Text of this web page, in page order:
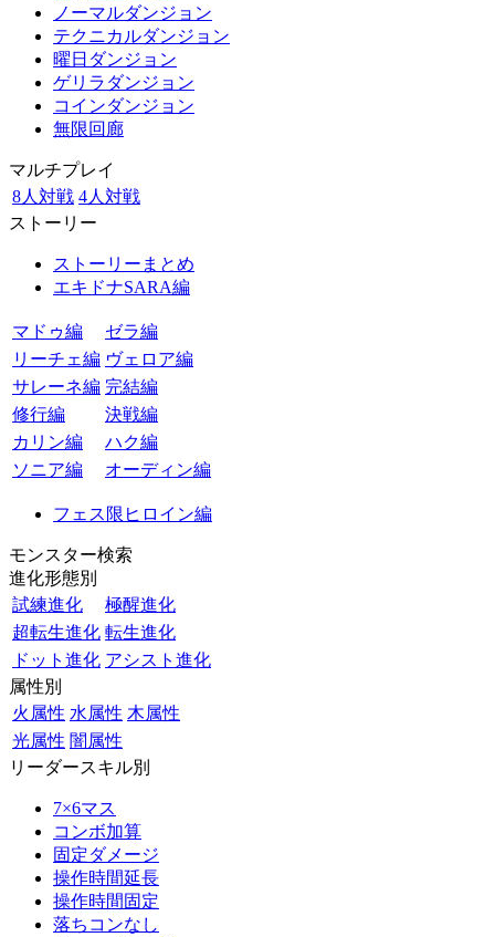
ノーマルダンジョン
テクニカルダンジョン
曜日ダンジョン
ゲリラダンジョン
コインダンジョン
無限回廊
マルチプレイ
8人対戦 4人対戦
ストーリー
ストーリーまとめ
エキドナSARA編
マドゥ編
ゼラ編
リーチェ編 ヴェロア編
サレーネ編 完結編
修行編
決戦編
カリン編
ハク編
ソニア編
オーディン編
フェス限ヒロイン編
モンスター検索
進化形態別
試練進化
極醒進化
超転生進化 転生進化
ドット進化 アシスト進化
属性別
火属性 水属性 木属性
光属性 闇属性
リーダースキル別
7×6マス
コンボ加算
固定ダメージ
操作時間延長
操作時間固定
落ちコンなし